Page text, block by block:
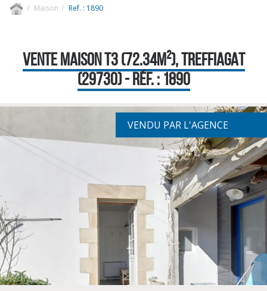
Maison Ref. : 1890
VENTE MAISON T3 (72.34M²), TREFFIAGAT
(29730) - RÉF. : 1890
VENDU PAR L'AGENCE